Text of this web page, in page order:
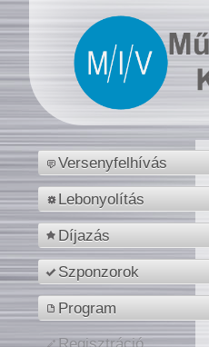
Versenyfelhívás
Lebonyolítás
Díjazás
Szponzorok
Program